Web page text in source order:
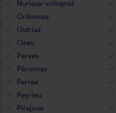
Nurieux-volognat
Ordonnaz
Outriaz
Ozan
Parves
Péronnas
Perrex
Peyrieu
Pirajoux